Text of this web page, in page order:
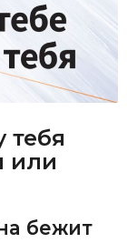
или
бежит